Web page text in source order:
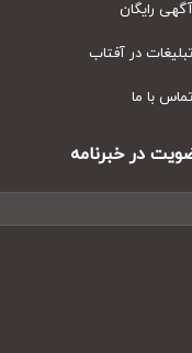
رایگان
در آفتاب
با ما
در خبرنامه